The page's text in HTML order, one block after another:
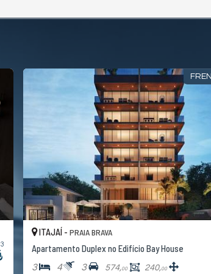
ITAJAÍ -PRAIA BRAVA
Apartamento Duplex no Edifício Bay House
3 4 3 574,00 240,00